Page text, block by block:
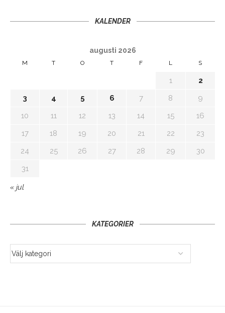
KALENDER
augusti 2026
M T O T F L S
1
2
3
4 5 6 7 8
9
10
11 12 13 14 15
16
17
18 19 20 21 22
23
24
25 26 27 28 29
30
31
« jul
KATEGORIER